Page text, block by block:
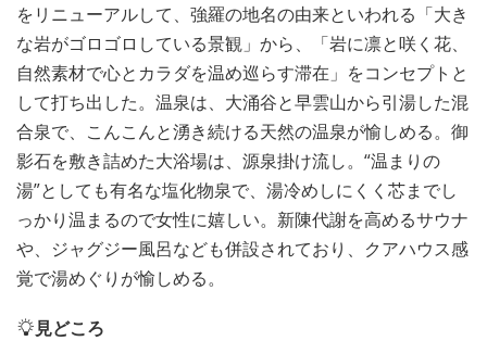
をリニューアルして、強羅の地名の由来といわれる「大き
な岩がゴロゴロしている景観」から、「岩に凛と咲く花、
自然素材で心とカラダを温め巡らす滞在」をコンセプトと
して打ち出した。温泉は、大涌谷と早雲山から引湯した混
合泉で、こんこんと湧き続ける天然の温泉が愉しめる。御
影石を敷き詰めた大浴場は、源泉掛け流し。“温まりの
湯”としても有名な塩化物泉で、湯冷めしにくく芯までし
っかり温まるので女性に嬉しい。新陳代謝を高めるサウナ
や、ジャグジー風呂なども併設されており、クアハウス感
覚で湯めぐりが愉しめる。
見どころ